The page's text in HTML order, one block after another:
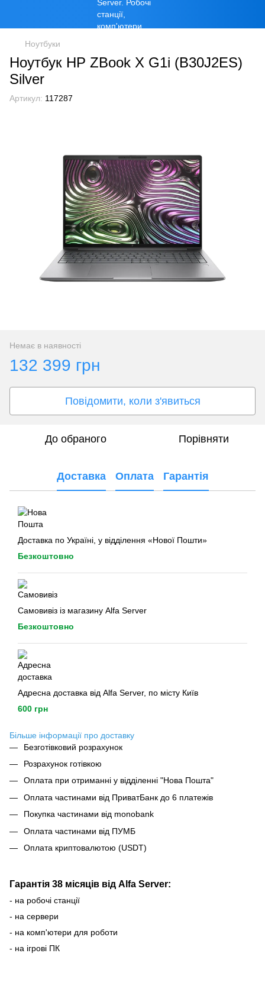
Ноутбуки
Ноутбук HP ZBook X G1i (B30J2ES)
Silver
Артикул: 117287
Немає в наявності
132 399 грн
Повідомити, коли з'явиться
До обраного Порівняти
Доставка Оплата Гарантія
Доставка по Україні, у відділення «Нової Пошти»
Безкоштовно
Самовивіз із магазину Alfa Server
Безкоштовно
Адресна доставка від Alfa Server, по місту Київ
600 грн
Більше інформації про доставку
Безготівковий розрахунок
Розрахунок готівкою
Оплата при отриманні у відділенні "Нова Пошта"
Оплата частинами від ПриватБанк до 6 платежів
Покупка частинами від monobank
Оплата частинами від ПУМБ
Оплата криптовалютою (USDT)
Гарантія 38 місяців від Alfa Server:
- на робочі станції
- на сервери
- на комп'ютери для роботи
- на ігрові ПК